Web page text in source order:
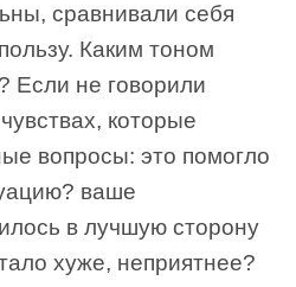
сравнивали себя
Каким тоном
Если не говорили
которые
вопросы: это помогло
ваше
в лучшую сторону
хуже, неприятнее?